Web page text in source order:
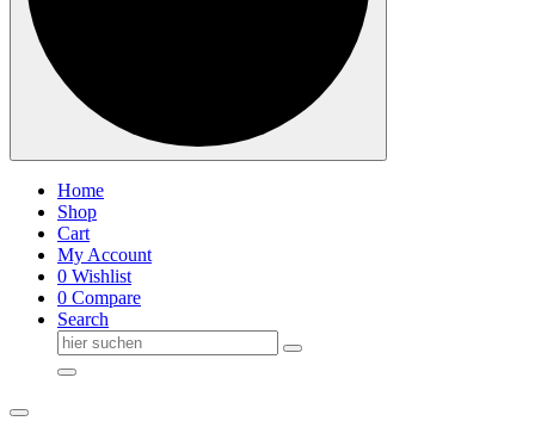
Home
Shop
Cart
My Account
0 Wishlist
0 Compare
Search
Suche
nach: